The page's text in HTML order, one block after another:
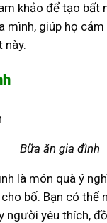
khảo để tạo bất
mình, giúp họ cảm
này.
Bữa ăn gia đình
là món quà ý
bố. Bạn có thể
người yêu thích,